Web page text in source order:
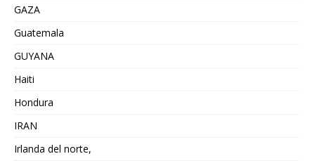
GAZA
Guatemala
GUYANA
Haiti
Hondura
IRAN
Irlanda del norte,